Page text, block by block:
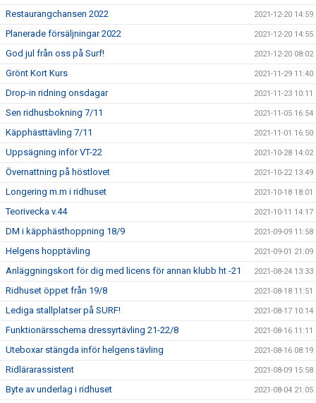
Restaurangchansen 2022 2021-12-20 14:59
Planerade försäljningar 2022 2021-12-20 14:55
God jul från oss på Surf! 2021-12-20 08:02
Grönt Kort Kurs 2021-11-29 11:40
Drop-in ridning onsdagar 2021-11-23 10:11
Sen ridhusbokning 7/11 2021-11-05 16:54
Käpphästtävling 7/11 2021-11-01 16:50
Uppsägning inför VT-22 2021-10-28 14:02
Övernattning på höstlovet 2021-10-22 13:49
Longering m.m i ridhuset 2021-10-18 18:01
Teorivecka v.44 2021-10-11 14:17
DM i käpphästhoppning 18/9 2021-09-09 11:58
Helgens hopptävling 2021-09-01 21:09
Anläggningskort för dig med licens för annan klubb ht -21 2021-08-24 13:33
Ridhuset öppet från 19/8 2021-08-18 11:51
Lediga stallplatser på SURF! 2021-08-17 10:14
Funktionärsschema dressyrtävling 21-22/8 2021-08-16 11:11
Uteboxar stängda inför helgens tävling 2021-08-16 08:19
Ridlärarassistent 2021-08-09 15:58
Byte av underlag i ridhuset 2021-08-04 21:05